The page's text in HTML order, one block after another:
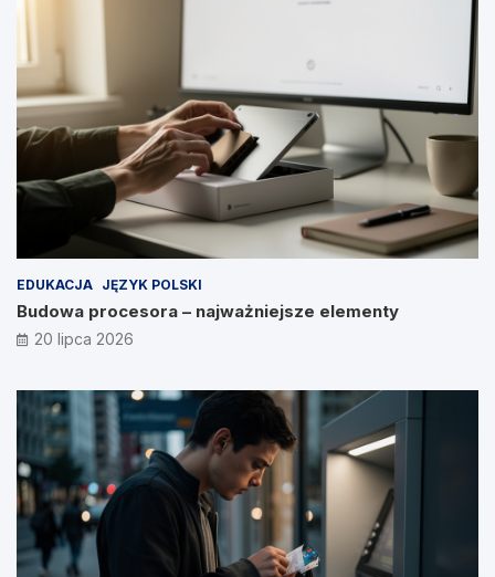
EDUKACJA JĘZYK POLSKI
Budowa procesora – najważniejsze elementy
20 lipca 2026